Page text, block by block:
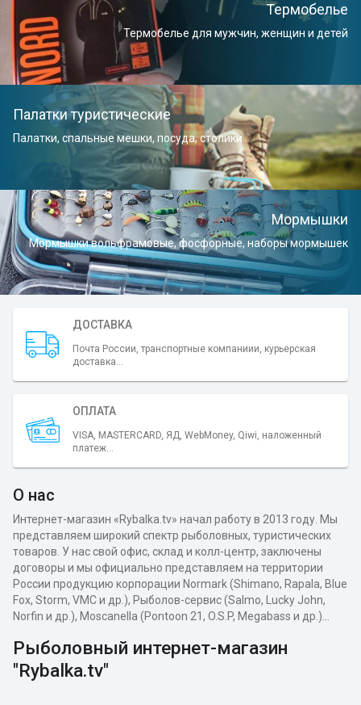
Термобелье
Термобелье для мужчин, женщин и детей
Палатки туристические
Палатки, спальные мешки, посуда, столики
Мормышки
Мормышки вольфрамовые, фосфорные, наборы мормышек
ДОСТАВКА
Почта России, транспортные компаниии, курьерская
доставка...
ОПЛАТА
VISA, MASTERCARD, ЯД, WebMoney, Qiwi, наложенный
платеж...
О нас
Интернет-магазин «Rybalka.tv» начал работу в 2013 году. Мы
представляем широкий спектр рыболовных, туристических
товаров. У нас свой офис, склад и колл-центр, заключены
договоры и мы официально представляем на территории
России продукцию корпорации Normark (Shimano, Rapala, Blue
Fox, Storm, VMC и др.), Рыболов-сервис (Salmo, Lucky John,
Norfin и др.), Moscanella (Pontoon 21, O.S.P, Megabass и др.)...
Рыболовный интернет-магазин
"Rybalka.tv"